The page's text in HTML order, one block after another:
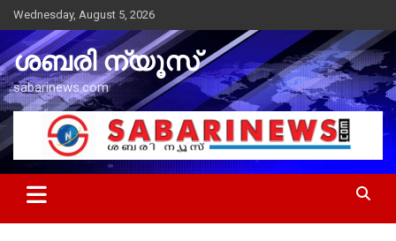
Skip
to
content
Wednesday, August 5, 2026
ശബരി ന്യൂസ്
sabarinews.com